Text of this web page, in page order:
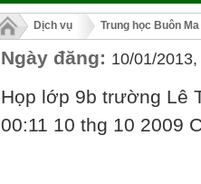
Dịch vụ Trung học Buôn
Ngày đăng: 10/01/
Họp lớp 9b trường Lê
00:11 10 thg 10 2009